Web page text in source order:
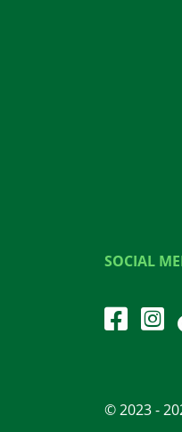
SOCIAL
© 2023 -